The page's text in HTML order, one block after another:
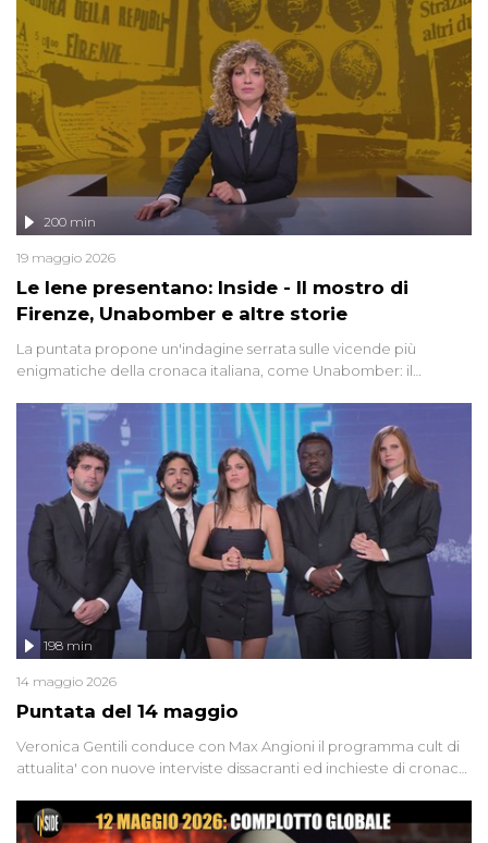
Le Iene presentano: Inside - Il mostro di
Firenze, Unabomber e altre storie
200 min
19 maggio 2026
La puntata propone un'indagine serrata sulle vicende più
enigmatiche della cronaca italiana, come Unabomber: il
'90 e il 2000 che, inquietantemente, potrebbe essere ancora in
libertà. Lo speciale affronta inoltre le zone d'ombra sul Mostro di
Firenze, le cui responsabilità appaiono ancora oggi avvolte in un
groviglio di dubbi mai chiariti. Nel corso dello speciale anche
l'intervista inedita a Olindo Romano, realizzata ne...
Puntata del 14 maggio
198 min
14 maggio 2026
Veronica Gentili conduce con Max Angioni il programma cult di
attualita' con nuove interviste dissacranti ed inchieste di cronaca